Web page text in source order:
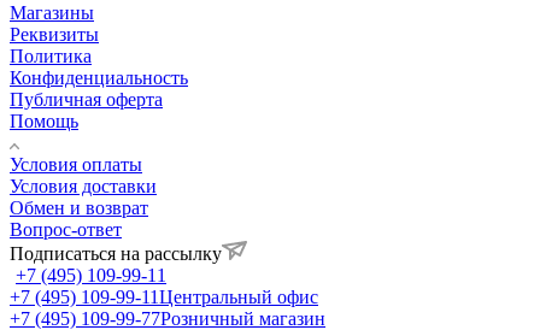
Магазины
Реквизиты
Политика
Конфиденциальность
Публичная оферта
Помощь
Условия оплаты
Условия доставки
Обмен и возврат
Вопрос-ответ
Подписаться на рассылку
+7 (495) 109-99-11
+7 (495) 109-99-11Центральный офис
+7 (495) 109-99-77Розничный магазин